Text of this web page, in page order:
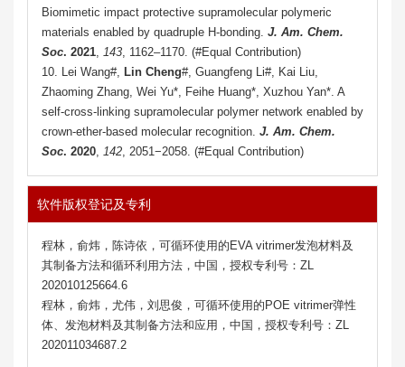
Biomimetic impact protective supramolecular polymeric
materials enabled by quadruple H-bonding. J. Am. Chem.
Soc. 2021 143 , 1162–1170. (#Equal Contribution)
10. Lei Wang#,
Lin Cheng#, Guangfeng Li#, Kai Liu,
Zhaoming Zhang, Wei Yu*, Feihe Huang*, Xuzhou Yan*. A
self-cross-linking supramolecular polymer network enabled by
crown-ether-based molecular recognition. J. Am. Chem.
Soc. 2020 142 , 2051−2058. (#Equal Contribution)
软件版权登记及专利
程林，俞炜，陈诗依，可循环使用的 EVA vitrimer发泡材料及
其制备方法和循环利用方法，中国，授权专利号： ZL
202010125664.6
程林，俞炜，尤伟，刘思俊，可循环使用的 POE vitrimer弹性
体、发泡材料及其制备方法和应用，中国，授权专利号： ZL
202011034687.2